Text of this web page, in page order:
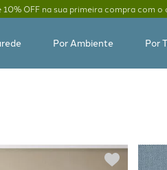
10% OFF na sua primeira compra com o
Por Ambiente Por